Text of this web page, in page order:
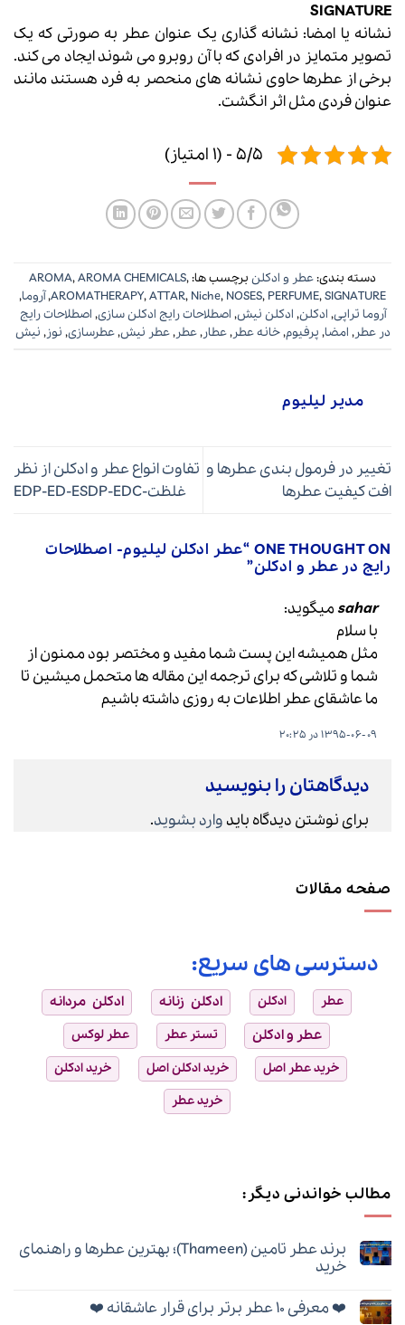
SIGNATURE
نشانه یا امضا: نشانه گذاری یک عنوان عطر به صورتی که یک
تصویر متمایز در افرادی که با آن روبرو می شوند ایجاد می کند.
برخی از عطرها حاوی نشانه های منحصر به فرد هستند مانند
عنوان فردی مثل اثر انگشت.
5/5 - (1 امتیاز)
دسته بندی:عطر و ادکلن برچسب ها: AROMA,AROMA CHEMICALS,
AROMATHERAPY,ATTAR, Niche, NOSES, PERFUME,SIGNATURE
,آروما,
آروما تراپی, ادکلن, ادکلن نیش, اصطلاحات رایج ادکلن سازی, اصطلاحات رایج
در عطر, امضا, پرفیوم,خانه عطر,عطار,عطر,عطر نیش,عطرسازی, نوز, نیش
مدیر لیلیوم
تغییر در فرمول بندی عطرها و
افت کیفیت عطرها
تفاوت انواع عطر و ادکلن از نظر
غلظت-EDP-ED-ESDP-EDC
ONE THOUGHT ON “ عطر ادکلن لیلیوم- اصطلاحات
رایج در عطر و ادکلن”
saharمیگوید:
با سلام
مثل همیشه این پست شما مفید و مختصر بود ممنون از
شما و تلاشی که برای ترجمه این مقاله ها متحمل میشین تا
ما عاشقای عطر اطلاعات به روزی داشته باشیم
1395-06-09 در 20:25
دیدگاهتان را بنویسید
برای نوشتن دیدگاه باید وارد بشوید.
صفحه مقالات
دسترسی های سریع:
عطر ادکلن ادکلن زنانه
ادکلن مردانه
عطر و ادکلن
تستر عطر
عطر لوکس
خرید عطر اصل
خرید ادکلن اصل
خرید ادکلن
خرید عطر
مطالب خواندنی دیگر:
برند عطر تامین (Thameen)؛ بهترین عطرها و راهنمای
خرید
برای
ثبت
❤️ معرفی ۱۰ عطر برتر برای قرار عاشقانه ❤️